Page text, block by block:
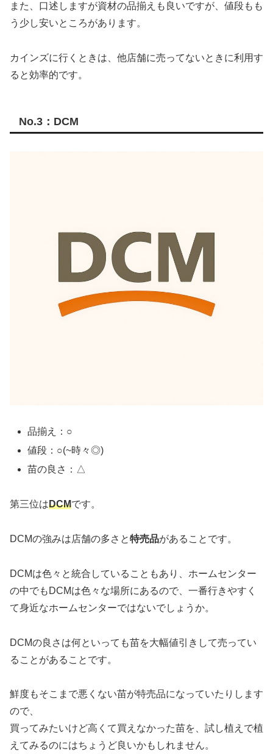
また、口述しますが資材の品揃えも良いですが、値段もも
う少し安いところがあります。
カインズに行くときは、他店舗に売ってないときに利用す
ると効率的です。
No.3：DCM
品揃え：○
値段：○(~時々◎)
苗の良さ：△
第三位はDCMです。
DCMの強みは店舗の多さと特売品があることです。
DCMは色々と統合していることもあり、ホームセンター
の中でもDCMは色々な場所にあるので、一番行きやすく
て身近なホームセンターではないでしょうか。
DCMの良さは何といっても苗を大幅値引きして売ってい
ることがあることです。
鮮度もそこまで悪くない苗が特売品になっていたりします
ので、
買ってみたいけど高くて買えなかった苗を、試し植えで植
えてみるのにはちょうど良いかもしれません。